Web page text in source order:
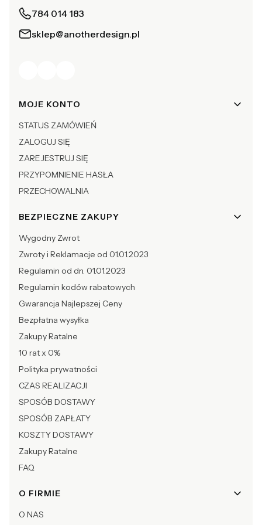
784 014 183
sklep@anotherdesign.pl
Linki w stopce
MOJE KONTO
STATUS ZAMÓWIEŃ
ZALOGUJ SIĘ
ZAREJESTRUJ SIĘ
PRZYPOMNIENIE HASŁA
PRZECHOWALNIA
BEZPIECZNE ZAKUPY
Wygodny Zwrot
Zwroty i Reklamacje od 01.01.2023
Regulamin od dn. 01.01.2023
Regulamin kodów rabatowych
Gwarancja Najlepszej Ceny
Bezpłatna wysyłka
Zakupy Ratalne
10 rat x 0%
Polityka prywatności
CZAS REALIZACJI
SPOSÓB DOSTAWY
SPOSÓB ZAPŁATY
KOSZTY DOSTAWY
Zakupy Ratalne
FAQ
O FIRMIE
O NAS